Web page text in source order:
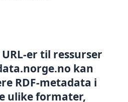
er til ressurser
kan
RDF-metadata i
ulike formater,